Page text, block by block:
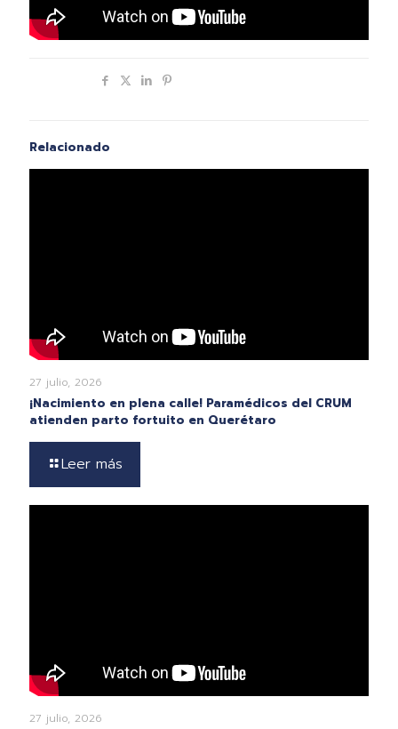
Relacionado
27 julio, 2026
¡Nacimiento en plena calle! Paramédicos del CRUM
atienden parto fortuito en Querétaro
Leer más
27 julio, 2026